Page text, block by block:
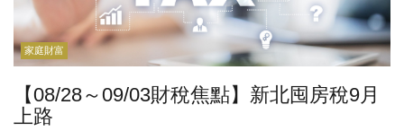
家庭財富
【08/28～09/03財稅焦點】新北囤房稅9月
上路